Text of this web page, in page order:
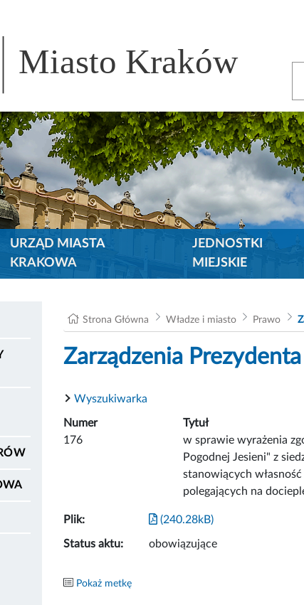
Miasto Kraków
URZĄD MIASTA
KRAKOWA
JEDNOSTKI
MIEJSKIE
Strona Główna Władze i miasto Prawo
Zarządzenia
Wyszukiwarka
Numer Tytuł
176
w sprawie wyrażenia
Pogodnej Jesieni" z
stanowiących
polegających na
Plik: (240.28kB)
Status aktu: obowiązujące
Pokaż metkę